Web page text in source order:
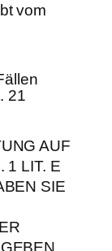
vom
21
AUF
1 LIT. E
SIE